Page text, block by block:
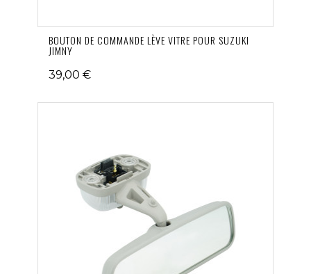
BOUTON DE COMMANDE LÈVE VITRE POUR SUZUKI
JIMNY
39,00 €